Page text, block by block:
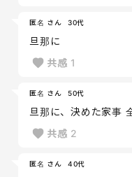
匿名 さん 30代
旦那に
共感 1
匿名 さん 50代
旦那に、決めた家事
共感 2
匿名 さん 40代